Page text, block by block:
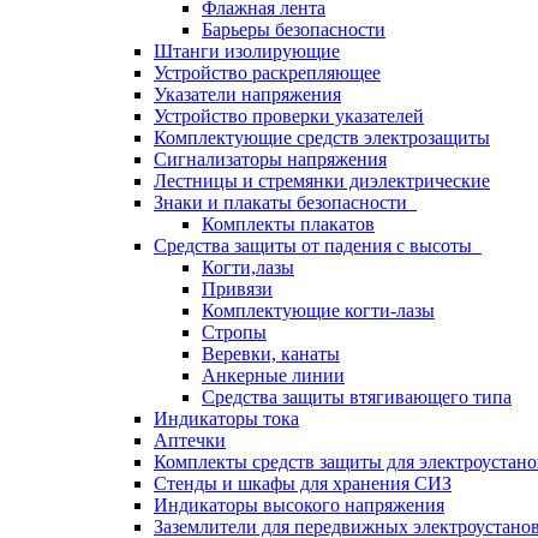
Флажная лента
Барьеры безопасности
Штанги изолирующие
Устройство раскрепляющее
Указатели напряжения
Устройство проверки указателей
Комплектующие средств электрозащиты
Сигнализаторы напряжения
Лестницы и стремянки диэлектрические
Знаки и плакаты безопасности
Комплекты плакатов
Средства защиты от падения с высоты
Когти,лазы
Привязи
Комплектующие когти-лазы
Стропы
Веревки, канаты
Анкерные линии
Средства защиты втягивающего типа
Индикаторы тока
Аптечки
Комплекты средств защиты для
Стенды и шкафы для хранения СИЗ
Индикаторы высокого напряжения
Заземлители для передвижных